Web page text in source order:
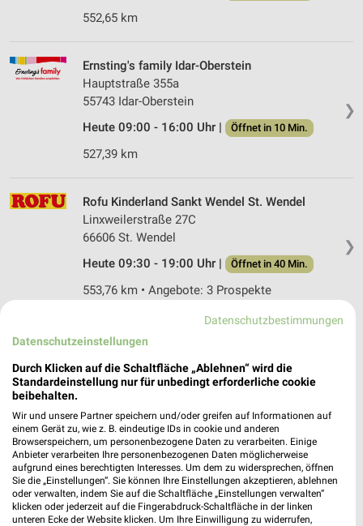
552,65 km
❯
Ernsting's family Idar-Oberstein
Hauptstraße 355a
55743 Idar-Oberstein
Heute 09:00 - 16:00 Uhr |
Öffnet in 10 Min.
527,39 km
❯
Rofu Kinderland Sankt Wendel St. Wendel
Linxweilerstraße 27C
66606 St. Wendel
Heute 09:30 - 19:00 Uhr |
Öffnet in 40 Min.
553,76 km • Angebote: 3 Prospekte
Rofu Kinderland Idar-Oberstein
55743 Idar-Oberstein
526,01 km • Angebote: 2 Prospekte
ROFU Kinderland Zweibrücken
Saarpfalzstraße 8
66482 Zweibrücken
Datenschutzbestimmungen
Datenschutzeinstellungen
Durch Klicken auf die Schaltfläche „Ablehnen“ wird die
Standardeinstellung nur für unbedingt erforderliche cookie
beibehalten.
Wir und unsere Partner speichern und/oder greifen auf Informationen auf
einem Gerät zu, wie z. B. eindeutige IDs in cookie und anderen
Browserspeichern, um personenbezogene Daten zu verarbeiten. Einige
Anbieter verarbeiten Ihre personenbezogenen Daten möglicherweise
aufgrund eines berechtigten Interesses. Um dem zu widersprechen, öffnen
Sie die „Einstellungen“. Sie können Ihre Einstellungen akzeptieren, ablehnen
oder verwalten, indem Sie auf die Schaltfläche „Einstellungen verwalten“
klicken oder jederzeit auf die Fingerabdruck-Schaltfläche in der linken
unteren Ecke der Website klicken. Um Ihre Einwilligung zu widerrufen,